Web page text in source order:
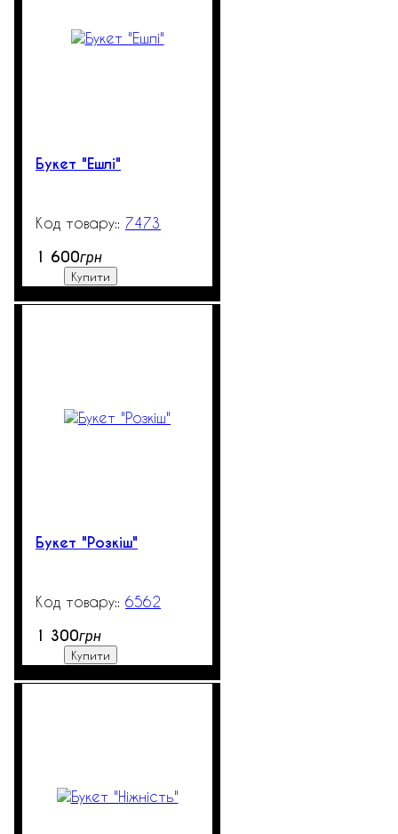
Букет "Ешлі"
7473
1 600грн
Купити
Букет "Розкіш"
6562
1 300грн
Купити